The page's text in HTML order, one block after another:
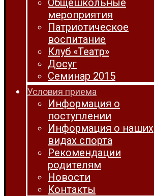
Общешкольные
мероприятия
Патриотическое
воспитание
Клуб «Театр»
Досуг
Семинар 2015
Условия приема
Информация о
поступлении
Информация о наших
видах спорта
Рекомендации
родителям
Новости
Контакты